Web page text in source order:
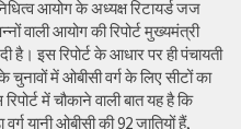
आयोग के अध्यक्ष रिटायर्ड जज
वाली आयोग की रिपोर्ट मुख्यमंत्री
है। इस रिपोर्ट के आधार पर ही पंचायती
चुनावों में ओबीसी वर्ग के लिए सीटों का
में चौकाने वाली बात यह है कि
यानी ओबीसी की 92 जातियों हैं,